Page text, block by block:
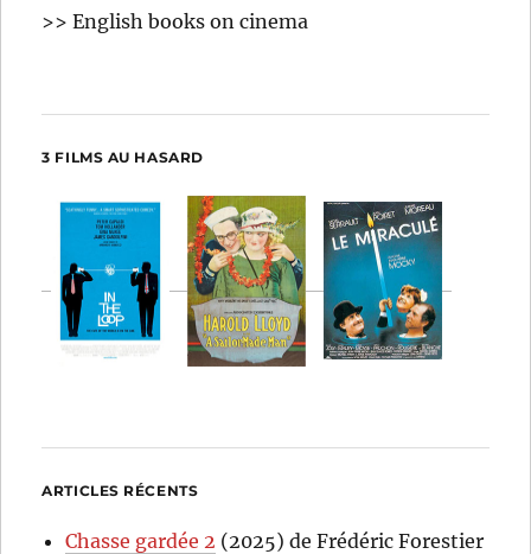
>> English books on cinema
3 FILMS AU HASARD
ARTICLES RÉCENTS
Chasse gardée 2 (2025) de Frédéric Forestier